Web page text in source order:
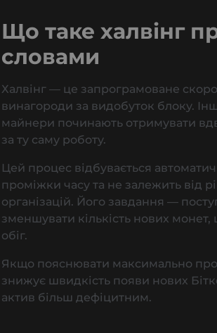
Що таке халвінг
словами
Халвінг — це запрограмоване
винагороди за видобуток блоку.
майнери починають отримувати
за ту саму роботу.
Цей процес відбувається
проміжки часу та не залежить від
організацій. Його завдання —
зменшувати кількість нових
обіг.
Якщо пояснювати максимально
знижує швидкість появи нових
актив більш дефіцитним.